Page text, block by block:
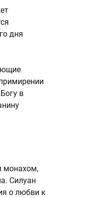
дня
в
монахом,
Силуан
о любви к